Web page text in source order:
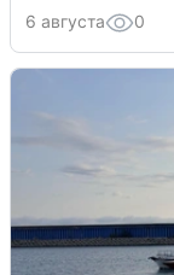
6 августа 0